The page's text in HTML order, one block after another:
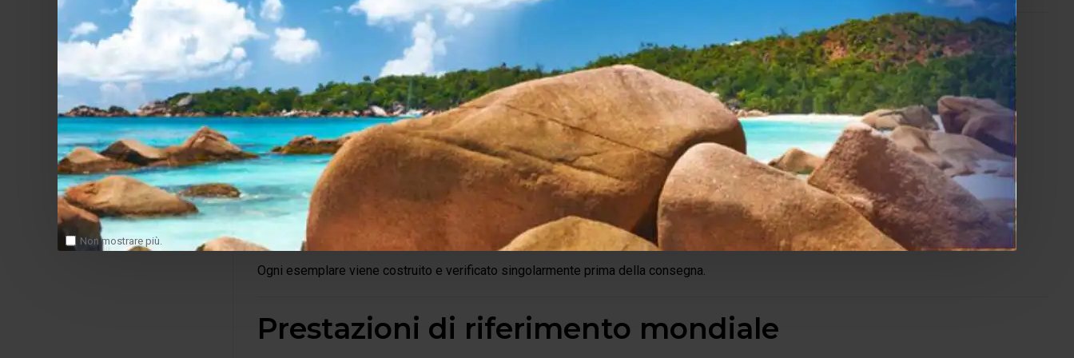
Non mostrare più.
Qualità costruttiva senza compromessi
Ogni componente continua ad essere prodotto secondo gli stessi rigorosi standard della serie Model 60.
Le lavorazioni comprendono:
fresatura CNC di precisione;
accoppiamenti con tolleranze micrometriche;
assemblaggio manuale;
verifiche dimensionali;
controllo funzionale completo;
collaudo finale individuale.
Ogni esemplare viene costruito e verificato singolarmente prima della consegna.
Prestazioni di riferimento mondiale